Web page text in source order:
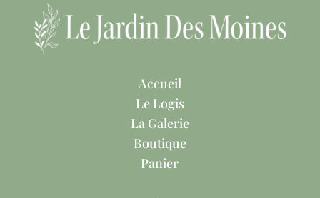
Accueil
Le Logis
La Galerie
Boutique
Panier